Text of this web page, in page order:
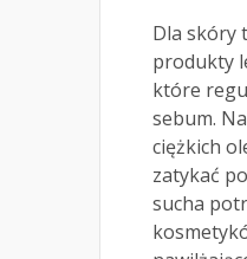
Dla skóry
produkty
które
sebum.
ciężkich
zatykać
sucha